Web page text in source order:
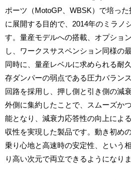
ポーツ（MotoGP、WBSK）で培っ
に展開する目的で、2014年のミラノ
す。量産モデルへの搭載、オプショ
し、ワークスサスペンション同様の
同時に、量産レベルに求められる耐
存ダンパーの弱点である圧力バラン
回路を採用し、押し側と引き側の減
外側に集約したことで、スムーズか
能となり、減衰力応答性の向上によ
収性を実現した製品です。動き初め
乗り心地と高速時の安定性、という
り高い次元で両立できるようになりま